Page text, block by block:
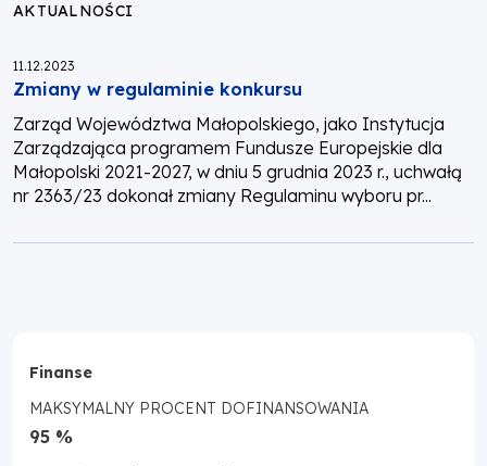
AKTUALNOŚCI
Opublikowano:
11.12.2023
Zmiany w regulaminie konkursu
Zarząd Województwa Małopolskiego, jako Instytucja
Zarządzająca programem Fundusze Europejskie dla
Małopolski 2021-2027, w dniu 5 grudnia 2023 r., uchwałą
nr 2363/23 dokonał zmiany Regulaminu wyboru pr...
Finanse
MAKSYMALNY PROCENT DOFINANSOWANIA
95 %